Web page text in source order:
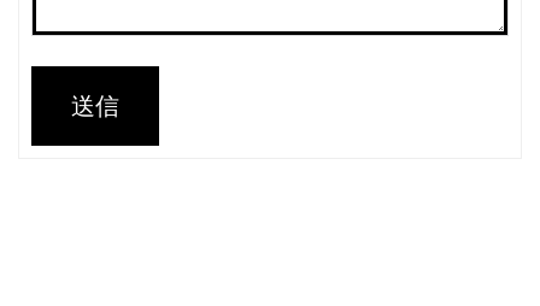
送信